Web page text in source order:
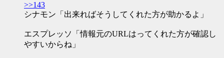
>>143
シナモン「出来ればそうしてくれた方が助かるよ」
エスプレッソ「情報元のURLはってくれた方が確認し
やすいからね」